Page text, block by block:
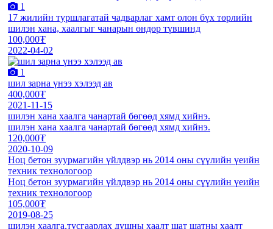
1
17 жилийн туршлагатай чадварлаг хамт олон бүх төрлийн
шилэн хана, хаалгыг чанарын өндөр түвшинд
100,000₮
2022-04-02
1
шил зарна үнээ хэлээд ав
400,000₮
2021-11-15
шилэн хана хаалга чанартай бөгөөд хямд хийнэ.
шилэн хана хаалга чанартай бөгөөд хямд хийнэ.
120,000₮
2020-10-09
Ноц бетон зуурмагийн үйлдвэр нь 2014 оны сүүлийн үеийн
техник технологоор
Ноц бетон зуурмагийн үйлдвэр нь 2014 оны сүүлийн үеийн
техник технологоор
105,000₮
2019-08-25
шилэн хаалга,тусгаарлах душны хаалт шат шатны хаалт